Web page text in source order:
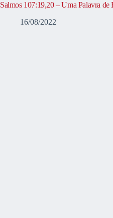
Salmos 107:19,20 – Uma Palavra de
16/08/2022